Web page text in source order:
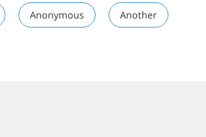
Anonymous Another